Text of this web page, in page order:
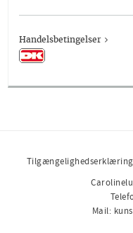
Handelsbetingelser
Tilgængelighedserklæring
Mail: